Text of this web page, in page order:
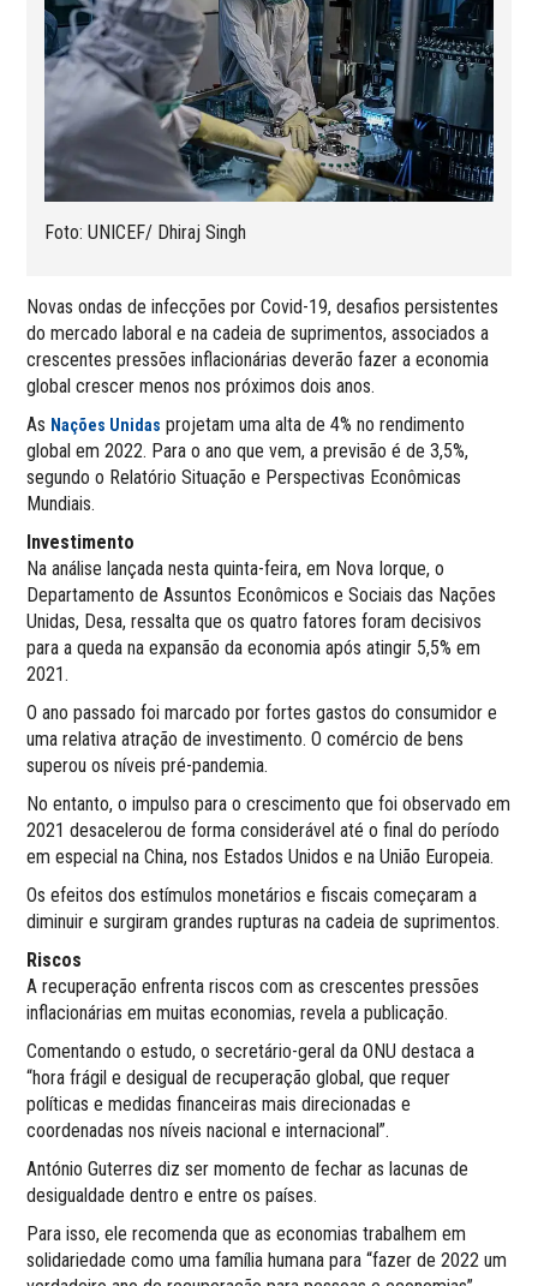
Foto: UNICEF/ Dhiraj Singh
Novas ondas de infecções por Covid-19, desafios persistentes
do mercado laboral e na cadeia de suprimentos, associados a
crescentes pressões inflacionárias deverão fazer a economia
global crescer menos nos próximos dois anos.
As Nações Unidas projetam uma alta de 4% no rendimento
global em 2022. Para o ano que vem, a previsão é de 3,5%,
segundo o Relatório Situação e Perspectivas Econômicas
Mundiais.
Investimento
Na análise lançada nesta quinta-feira, em Nova Iorque, o
Departamento de Assuntos Econômicos e Sociais das Nações
Unidas, Desa, ressalta que os quatro fatores foram decisivos
para a queda na expansão da economia após atingir 5,5% em
2021.
O ano passado foi marcado por fortes gastos do consumidor e
uma relativa atração de investimento. O comércio de bens
superou os níveis pré-pandemia.
No entanto, o impulso para o crescimento que foi observado em
2021 desacelerou de forma considerável até o final do período
em especial na China, nos Estados Unidos e na União Europeia.
Os efeitos dos estímulos monetários e fiscais começaram a
diminuir e surgiram grandes rupturas na cadeia de suprimentos.
Riscos
A recuperação enfrenta riscos com as crescentes pressões
inflacionárias em muitas economias, revela a publicação.
Comentando o estudo, o secretário-geral da ONU destaca a
“hora frágil e desigual de recuperação global, que requer
políticas e medidas financeiras mais direcionadas e
coordenadas nos níveis nacional e internacional”.
António Guterres diz ser momento de fechar as lacunas de
desigualdade dentro e entre os países.
Para isso, ele recomenda que as economias trabalhem em
solidariedade como uma família humana para “fazer de 2022 um